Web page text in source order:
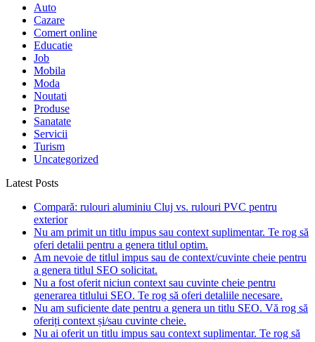
Auto
Cazare
Comert online
Educatie
Job
Mobila
Moda
Noutati
Produse
Sanatate
Servicii
Turism
Uncategorized
Latest Posts
Compară: rulouri aluminiu Cluj vs. rulouri PVC pentru
exterior
Nu am primit un titlu impus sau context suplimentar. Te rog să
oferi detalii pentru a genera titlul optim.
Am nevoie de titlul impus sau de context/cuvinte cheie pentru
a genera titlul SEO solicitat.
Nu a fost oferit niciun context sau cuvinte cheie pentru
generarea titlului SEO. Te rog să oferi detaliile necesare.
Nu am suficiente date pentru a genera un titlu SEO. Vă rog să
oferiți context și/sau cuvinte cheie.
Nu ai oferit un titlu impus sau context suplimentar. Te rog să